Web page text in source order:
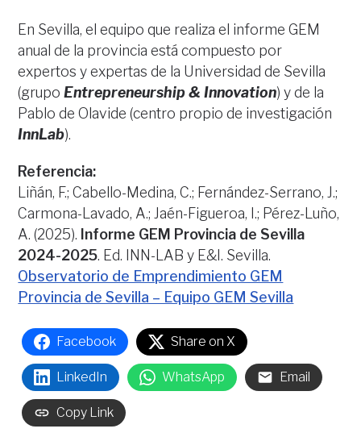
En Sevilla, el equipo que realiza el informe GEM
anual de la provincia está compuesto por
expertos y expertas de la Universidad de Sevilla
(grupoEntrepreneurship & Innovation) y de la
Pablo de Olavide (centro propio de investigación
InnLab).
Referencia:
Liñán, F.; Cabello-Medina, C.; Fernández-Serrano, J.;
Carmona-Lavado, A.; Jaén-Figueroa, I.; Pérez-Luño,
A. (2025). Informe GEM Provincia de Sevilla
2024-2025. Ed. INN-LAB y E&I. Sevilla.
Observatorio de Emprendimiento GEM
Provincia de Sevilla – Equipo GEM Sevilla
Facebook Share on X
LinkedIn WhatsApp Email
Copy Link